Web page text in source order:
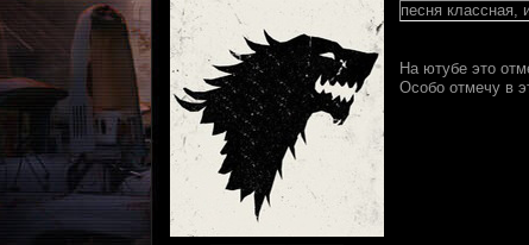
песня классная,
На ютубе это
Особо отмечу в